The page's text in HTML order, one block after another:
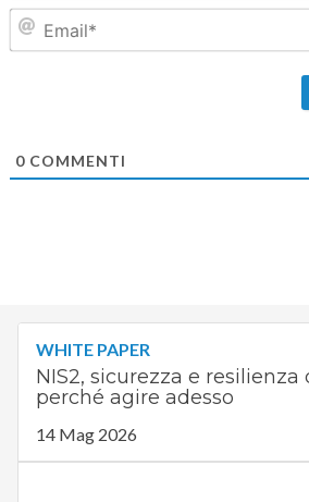
0COMMENTI
WHITE PAPER
NIS2, sicurezza e resilienza
perché agire adesso
14 Mag 2026